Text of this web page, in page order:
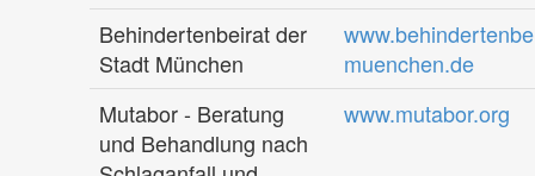
Behindertenbeirat der
Stadt München
muenchen.de
Mutabor - Beratung
und Behandlung nach
www.mutabor.org